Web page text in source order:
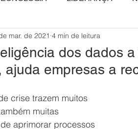
Sistemas Oracle
dos dados
ajuda empresas a
mar. de 2021 4 min de leitura
crise trazem muitos
muitas
aprimorar processos